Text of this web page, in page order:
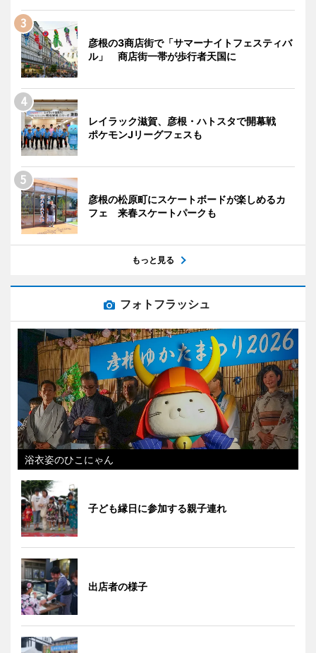
彦根の3商店街で「サマーナイトフェスティバ
ル」 商店街一帯が歩行者天国に
レイラック滋賀、彦根・ハトスタで開幕戦
ポケモンJリーグフェスも
彦根の松原町にスケートボードが楽しめるカ
フェ 来春スケートパークも
もっと見る
フォトフラッシュ
浴衣姿のひこにゃん
子ども縁日に参加する親子連れ
出店者の様子